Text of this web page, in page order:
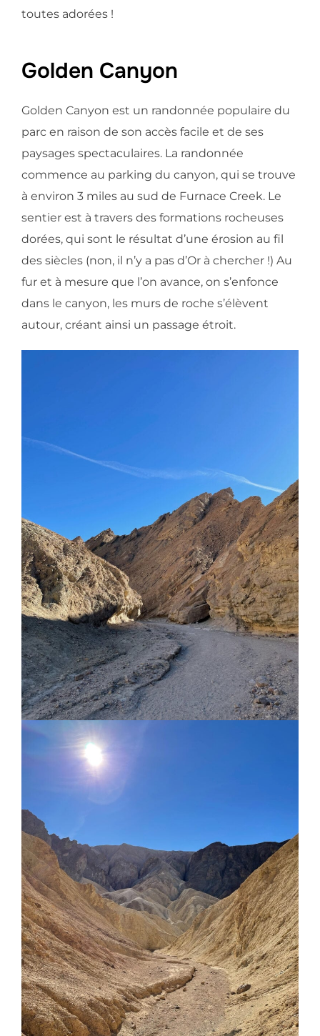
toutes adorées !
Golden Canyon
Golden Canyon est un randonnée populaire du
parc en raison de son accès facile et de ses
paysages spectaculaires. La randonnée
commence au parking du canyon, qui se trouve
à environ 3 miles au sud de Furnace Creek. Le
sentier est à travers des formations rocheuses
dorées, qui sont le résultat d’une érosion au fil
des siècles (non, il n’y a pas d’Or à chercher !) Au
fur et à mesure que l’on avance, on s’enfonce
dans le canyon, les murs de roche s’élèvent
autour, créant ainsi un passage étroit.